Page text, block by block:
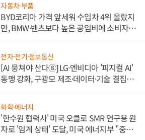
자동차·부품
BYD코리아 가격 앞세워 수입차 4위 올랐지
만, BMW·벤츠보다 높은 공임비에 소비자
전자·전기·정보통신
[AI 뭉쳐야 산다⑧] LG·엔비디아 '피지컬 AI'
동맹 강화, 구광모 제조·데이터·기술 결집
화학·에너지
'한수원 협력사' 미국 오클로 SMR 연구용 원
자로 '임계 상태' 도달, 미국 에너지부 "중요